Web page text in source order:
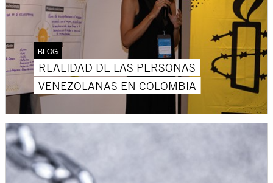
BLOG
REALIDAD DE LAS PERSONAS
VENEZOLANAS EN COLOMBIA